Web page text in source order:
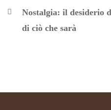
Nostalgia: il desiderio
di ciò che sarà